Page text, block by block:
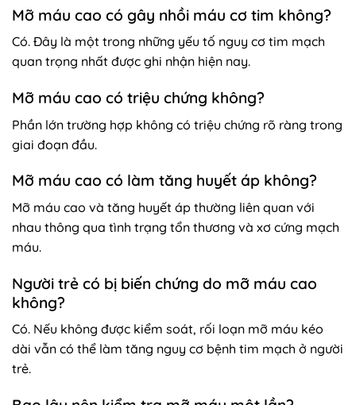
Mỡ máu cao có gây nhồi máu cơ tim không?
Có. Đây là một trong những yếu tố nguy cơ tim mạch
quan trọng nhất được ghi nhận hiện nay.
Mỡ máu cao có triệu chứng không?
Phần lớn trường hợp không có triệu chứng rõ ràng trong
giai đoạn đầu.
Mỡ máu cao có làm tăng huyết áp không?
Mỡ máu cao và tăng huyết áp thường liên quan với
nhau thông qua tình trạng tổn thương và xơ cứng mạch
máu.
Người trẻ có bị biến chứng do mỡ máu cao
không?
Có. Nếu không được kiểm soát, rối loạn mỡ máu kéo
dài vẫn có thể làm tăng nguy cơ bệnh tim mạch ở người
trẻ.